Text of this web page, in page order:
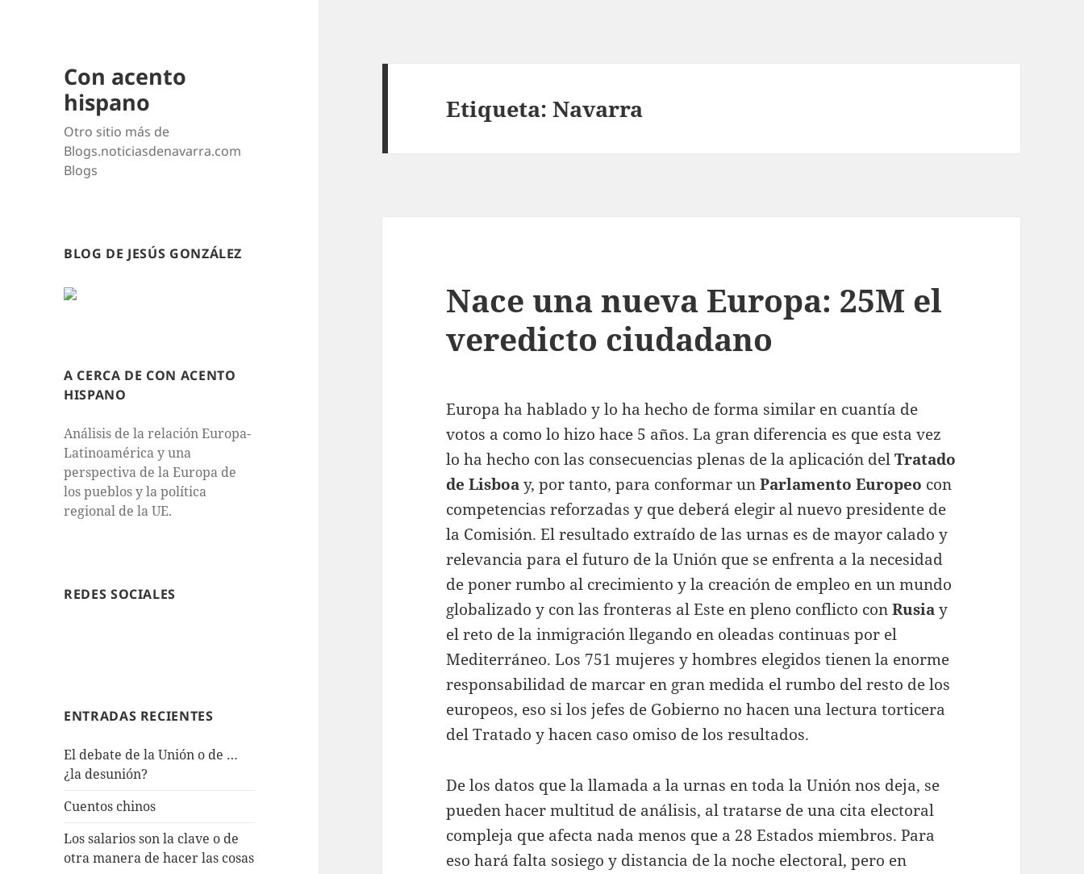
Con acento
hispano
Otro sitio más de
Blogs.noticiasdenavarra.com
Blogs
BLOG DE JESÚS GONZÁLEZ
A CERCA DE CON ACENTO
HISPANO
Análisis de la relación Europa-
Latinoamérica y una
perspectiva de la Europa de
los pueblos y la política
regional de la UE.
REDES SOCIALES
ENTRADAS RECIENTES
El debate de la Unión o de …
¿la desunión?
Cuentos chinos
Los salarios son la clave o de
otra manera de hacer las cosas
Etiqueta:Navarra
Nace una nueva Europa: 25M el
veredicto ciudadano
Europa ha hablado y lo ha hecho de forma similar en cuantía de
votos a como lo hizo hace 5 años. La gran diferencia es que esta vez
lo ha hecho con las consecuencias plenas de la aplicación delTratado
de Lisboay, por tanto, para conformar unParlamento Europeo con
competencias reforzadas y que deberá elegir al nuevo presidente de
la Comisión. El resultado extraído de las urnas es de mayor calado y
relevancia para el futuro de la Unión que se enfrenta a la necesidad
de poner rumbo al crecimiento y la creación de empleo en un mundo
globalizado y con las fronteras al Este en pleno conflicto conRusiay
el reto de la inmigración llegando en oleadas continuas por el
Mediterráneo. Los 751 mujeres y hombres elegidos tienen la enorme
responsabilidad de marcar en gran medida el rumbo del resto de los
europeos, eso si los jefes de Gobierno no hacen una lectura torticera
del Tratado y hacen caso omiso de los resultados.
De los datos que la llamada a la urnas en toda la Unión nos deja, se
pueden hacer multitud de análisis, al tratarse de una cita electoral
compleja que afecta nada menos que a 28 Estados miembros. Para
eso hará falta sosiego y distancia de la noche electoral, pero en